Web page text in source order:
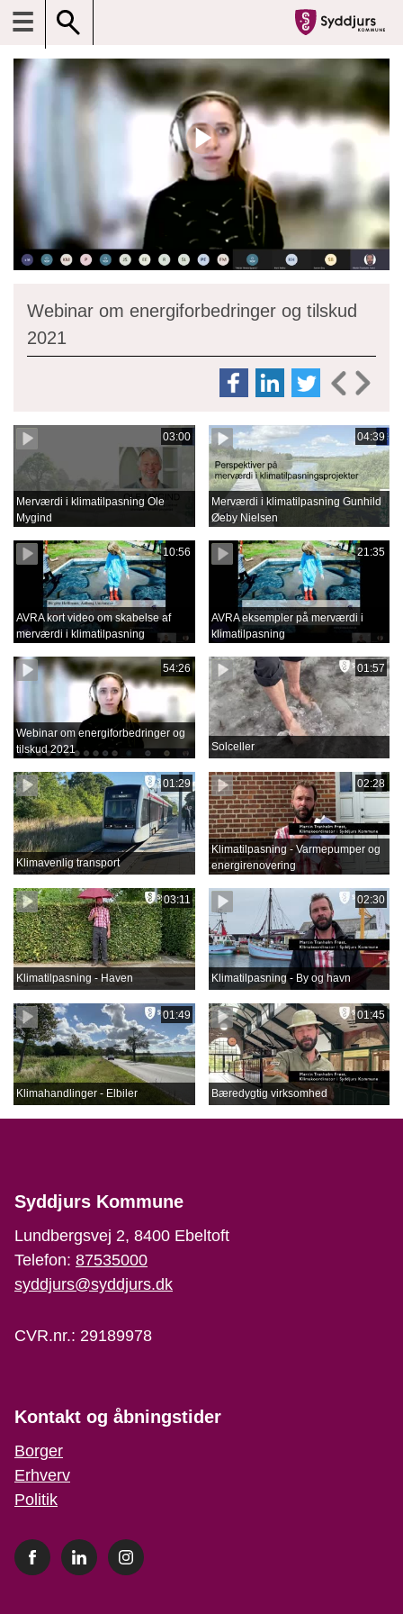
☰
Webinar om energiforbedringer og tilskud
2021
03:00
Merværdi i klimatilpasning Ole
Mygind
04:39
Merværdi i klimatilpasning Gunhild
Øeby Nielsen
10:56
AVRA kort video om skabelse af
merværdi i klimatilpasning
21:35
AVRA eksempler på merværdi i
klimatilpasning
54:26
Webinar om energiforbedringer og
tilskud 2021
01:57
Solceller
01:29
Klimavenlig transport
02:28
Klimatilpasning - Varmepumper og
energirenovering
03:11
Klimatilpasning - Haven
02:30
Klimatilpasning - By og havn
01:49
Klimahandlinger - Elbiler
01:45
Bæredygtig virksomhed
Syddjurs Kommune
Lundbergsvej 2, 8400 Ebeltoft
Telefon: 87535000
syddjurs@syddjurs.dk
CVR.nr.: 29189978
Kontakt og åbningstider
Borger
Erhverv
Politik